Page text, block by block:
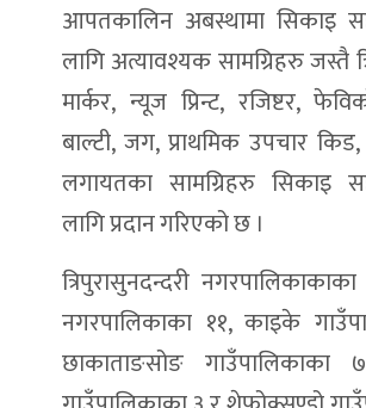
आपतकालिन अबस्थामा सिकाइ
लागि अत्यावश्यक सामग्रिहरु जस्तै
मार्कर, न्यूज प्रिन्ट, रजिष्टर,
बाल्टी, जग, प्राथमिक उपचार
लगायतका सामग्रिहरु सिकाइ
लागि प्रदान गरिएको छ ।
त्रिपुरासुनदन्दरी
नगरपालिकाका ११, काइके
छाकाताङसोङ गाउँपालिकाका